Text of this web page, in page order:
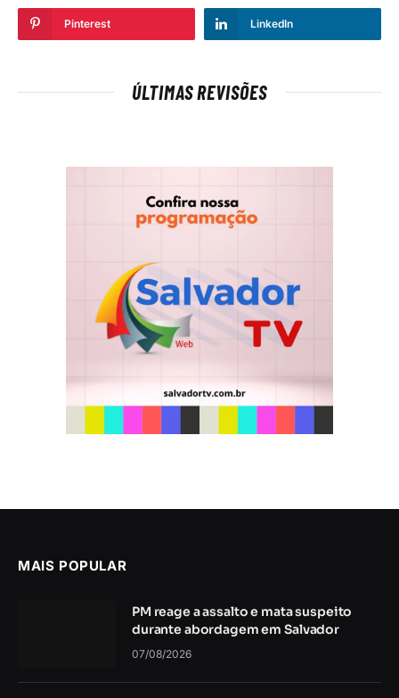
Pinterest LinkedIn
ÚLTIMAS REVISÕES
MAIS POPULAR
PM reage a assalto e mata suspeito
durante abordagem em Salvador
07/08/2026